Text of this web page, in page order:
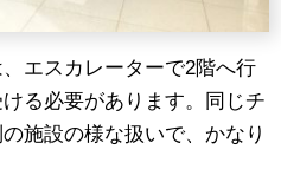
エスカレーターで2階へ行
る必要があります。同じチ
施設の様な扱いで、かなり